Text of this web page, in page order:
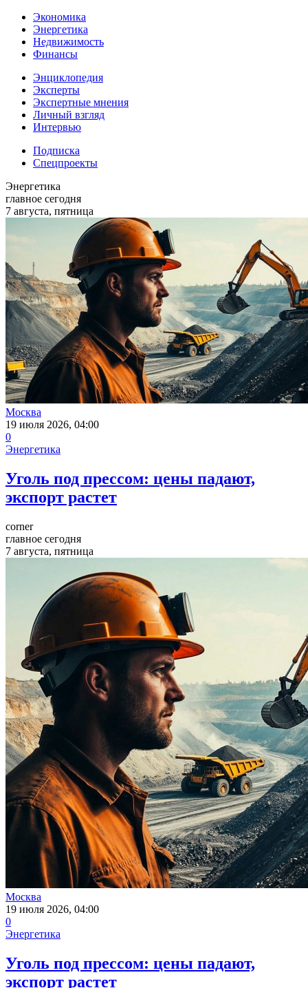
Экономика
Энергетика
Недвижимость
Финансы
Энциклопедия
Эксперты
Экспертные мнения
Личный взгляд
Интервью
Подписка
Спецпроекты
Энергетика
главное сегодня
7 августа, пятница
Москва
19 июля 2026, 04:00
0
Энергетика
Уголь под прессом: цены падают,
экспорт растет
corner
главное сегодня
7 августа, пятница
Москва
19 июля 2026, 04:00
0
Энергетика
Уголь под прессом: цены падают,
экспорт растет